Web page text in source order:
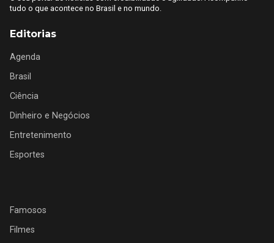
tudo o que acontece no Brasil e no mundo.
Editorias
Agenda
Brasil
Ciência
Dinheiro e Negócios
Entretenimento
Esportes
Famosos
Filmes